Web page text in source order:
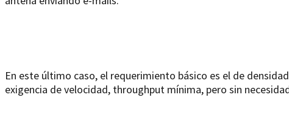
En este último caso, el requerimiento básico es el de
exigencia de velocidad, throughput mínima, pero sin